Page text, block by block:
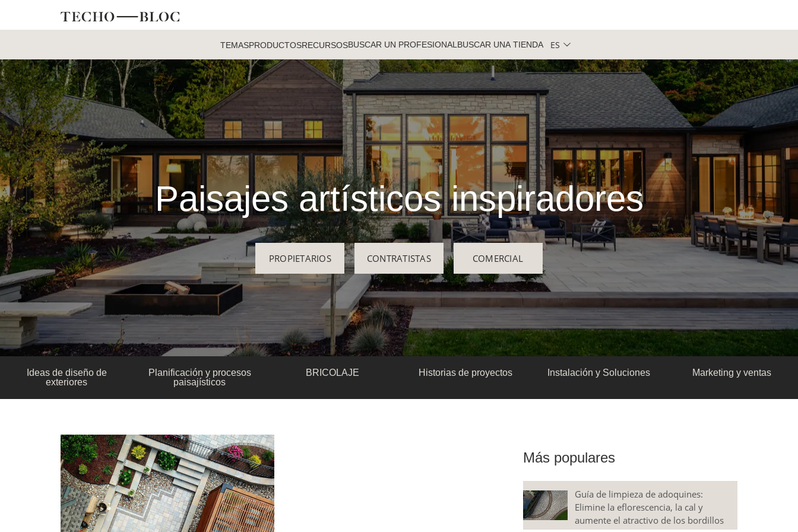
TEMASPRODUCTOSRECURSOSBUSCAR UN PROFESIONAL BUSCAR UNA TIENDA ES
Paisajes artísticos inspiradores
PROPIETARIOS CONTRATISTAS COMERCIAL
Ideas de diseño de
exteriores
Planificación y procesos
paisajísticos
BRICOLAJE Historias de proyectos Instalación y Soluciones Marketing y ventas
Más populares
Guía de limpieza de adoquines:
Elimine la eflorescencia, la cal y
aumente el atractivo de los bordillos